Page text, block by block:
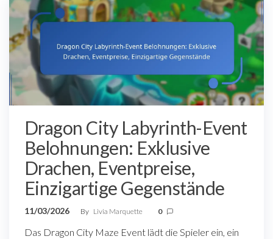
Dragon City Labyrinth-Event
Belohnungen: Exklusive
Drachen, Eventpreise,
Einzigartige Gegenstände
11/03/2026 By Livia Marquette 0
Das Dragon City Maze Event lädt die Spieler ein, ein